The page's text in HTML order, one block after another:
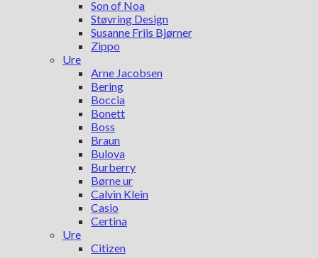
Son of Noa
Støvring Design
Susanne Friis Bjørner
Zippo
Ure
Arne Jacobsen
Bering
Boccia
Bonett
Boss
Braun
Bulova
Burberry
Børne ur
Calvin Klein
Casio
Certina
Ure
Citizen